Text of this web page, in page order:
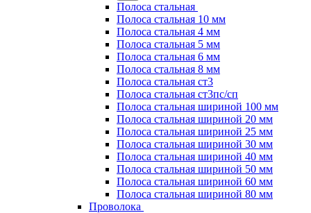
Полоса стальная
Полоса стальная 10 мм
Полоса стальная 4 мм
Полоса стальная 5 мм
Полоса стальная 6 мм
Полоса стальная 8 мм
Полоса стальная ст3
Полоса стальная ст3пс/сп
Полоса стальная шириной 100 мм
Полоса стальная шириной 20 мм
Полоса стальная шириной 25 мм
Полоса стальная шириной 30 мм
Полоса стальная шириной 40 мм
Полоса стальная шириной 50 мм
Полоса стальная шириной 60 мм
Полоса стальная шириной 80 мм
Проволока